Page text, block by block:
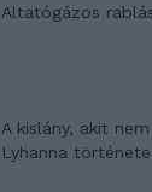
Altatógázos
A kislány, akit
Lyhanna története